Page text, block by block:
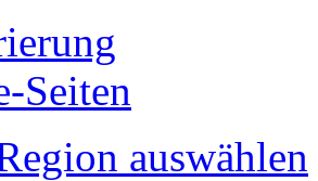
Seiten
auswählen